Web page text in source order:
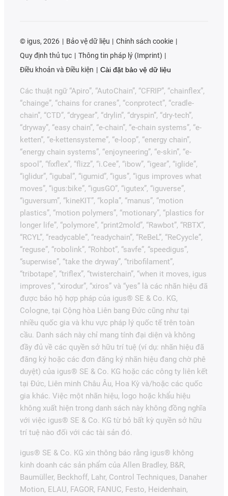
© igus, 2026 Bảo vệ dữ liệu
Chính sách cookie
Quy định thủ tục
Thông tin pháp lý (Imprint)
Điều khoản và Điều kiện
Cài đặt bảo vệ dữ liệu
Các thuật ngữ “Apiro”, “AutoChain”, “CFRIP”, “chainflex”,
“chainge”, “chains for cranes”, “conprotect”, “cradle-
chain”, “CTD”, “drygear”, “drylin”, “dryspin”, “dry-tech”,
“dryway”, “easy chain”, “e-chain”, “e-chain systems”, “e-
ketten”, “e-kettensysteme”, “e-loop”, “energy chain”,
“energy chain systems”, “enjoyneering”, “e-skin”, “e-
spool”, “fixflex”, “flizz”, “i.Cee”, “ibow”, “igear”, “iglide”,
“iglidur”, “igubal”, “igumid”, “igus”, “igus improves what
moves”, “igus:bike”, “igusGO”, “igutex”, “iguverse”,
“iguversum”, “kineKIT”, “kopla”, “manus”, “motion
plastics”, “motion polymers”, “motionary”, “plastics for
longer life”, “polymore”, “print2mold”, “Rawbot”, “RBTX”,
“RCYL”, “readycable”, “readychain”, “ReBeL”, “ReCyycle”,
“reguse”, “robolink”, “Rohbot”, “savfe”, “speedigus”,
“superwise”, “take the dryway”, “tribofilament”,
“tribotape”, “triflex”, “twisterchain”, “when it moves, igus
improves”, “xirodur”, “xiros” và “yes” là các nhãn hiệu đã
được bảo hộ hợp pháp của igus® SE & Co. KG,
Cologne, tại Cộng hòa Liên bang Đức cũng như tại
nhiều quốc gia và khu vực pháp lý quốc tế trên toàn
cầu. Danh sách này chỉ mang tính đại diện và không
đầy đủ về các quyền sở hữu trí tuệ (ví dụ: nhãn hiệu đã
đăng ký hoặc các đơn đăng ký nhãn hiệu đang chờ phê
duyệt) của igus® SE & Co. KG hoặc các công ty liên kết
tại Đức, Liên minh Châu Âu, Hoa Kỳ và/hoặc các quốc
gia khác. Việc một nhãn hiệu, logo hoặc khẩu hiệu
không xuất hiện trong danh sách này không đồng nghĩa
với việc igus® SE & Co. KG từ bỏ bất kỳ quyền sở hữu
trí tuệ nào đối với các tài sản đó.
igus® SE & Co. KG xin thông báo rằng igus® không
kinh doanh các sản phẩm của Allen Bradley, B&R,
Baumüller, Beckhoff, Lahr, Control Techniques, Danaher
Motion, ELAU, FAGOR, FANUC, Festo, Heidenhain,